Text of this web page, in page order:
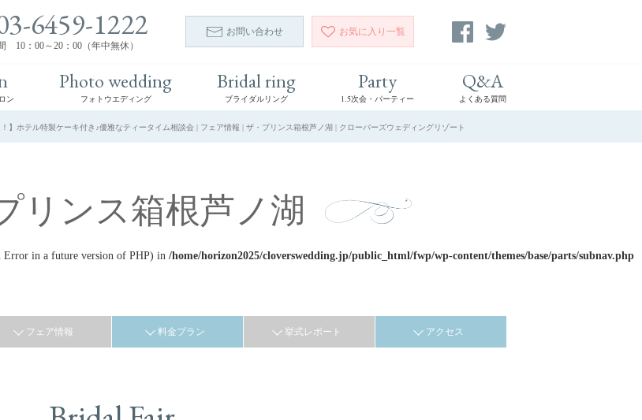
6459-1222
10：00～20：00（年中無休）
お問い合わせ お気に入り 一覧
ン
Photo wedding
フォトウエディング
Bridal ring
ブライダルリング
Party
1.5次会・パーティー
Q&A
よくある質問
！】ホテル特製ケーキ付き♪優雅なティータイム相談会 | フェア情報 | ザ・プリンス箱根芦ノ湖 | クローバーズウェディングリゾート
リンス箱根芦ノ湖
in a future version of PHP) in /home/horizon2025/cloverswedding.jp/public_html/fwp/wp-content/themes/base/parts/subnav.php
フェア情報 料金プラン 挙式レポート アクセス